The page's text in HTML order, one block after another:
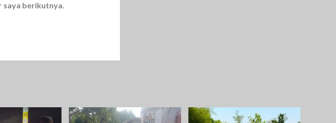
saya berikutnya.